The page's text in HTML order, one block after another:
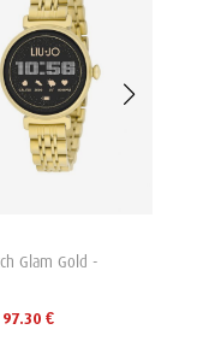
Glam Gold -
97.30 €